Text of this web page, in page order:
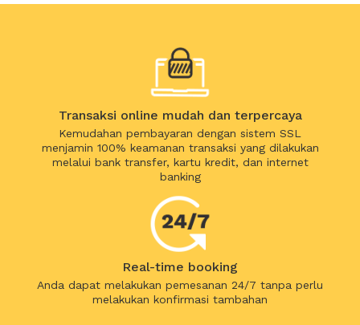
Transaksi online mudah dan terpercaya
Kemudahan pembayaran dengan sistem SSL
menjamin 100% keamanan transaksi yang dilakukan
melalui bank transfer, kartu kredit, dan internet
banking
Real-time booking
Anda dapat melakukan pemesanan 24/7 tanpa perlu
melakukan konfirmasi tambahan